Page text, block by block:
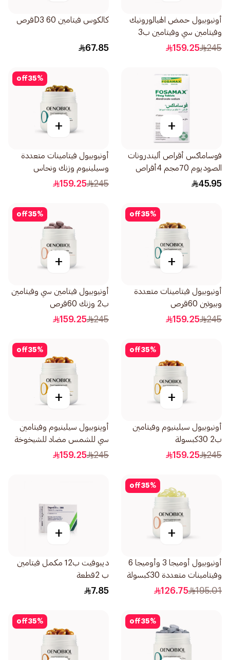
أونيوبيول حمض الهيالورونيك
وفيتامين سي وفيتامين ب3
وزنك 30كبسولة
245
159.25
كالكوس فيتامين D3 60قرص
67.85
+
فوساماكس أقراص أليندرونات
الصوديوم 70مجم 4أقراص
45.95
35%
off
+
أونيوبيول فيتامينات متعددة
وسيلينيوم وزنك ونحاس
30كبسولة
245
159.25
35%
off
+
أونيوبيول فيتامينات متعددة
وبيوتين 60قرص
245
159.25
35%
off
+
أونيوبيول فيتامين سي وفيتامين
ب2 وزنك 60قرص
245
159.25
35%
off
+
أونيوبيول سيلينيوم وفيتامين
ب2 30كبسولة
245
159.25
35%
off
+
أوينوبيول سيلينيوم وفيتامين
سي للشمس مضاد للشيخوخة
30كبسولة
245
159.25
35%
off
+
أونيوبيول أوميجا 3 وأوميجا 6
وفيتامينات متعددة 30كبسولة
195.01
126.75
+
ديبوفيت ب12 مكمل فيتامين
ب 2قطعة
7.85
35%
off
35%
off